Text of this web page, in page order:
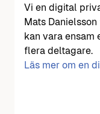
Vi en digital
Mats
kan vara ensam
flera deltagare.
Läs mer om en